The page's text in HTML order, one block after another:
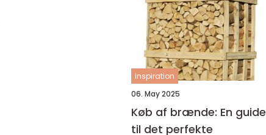
inspiration
06. May 2025
Køb af brænde: En guide
til det perfekte